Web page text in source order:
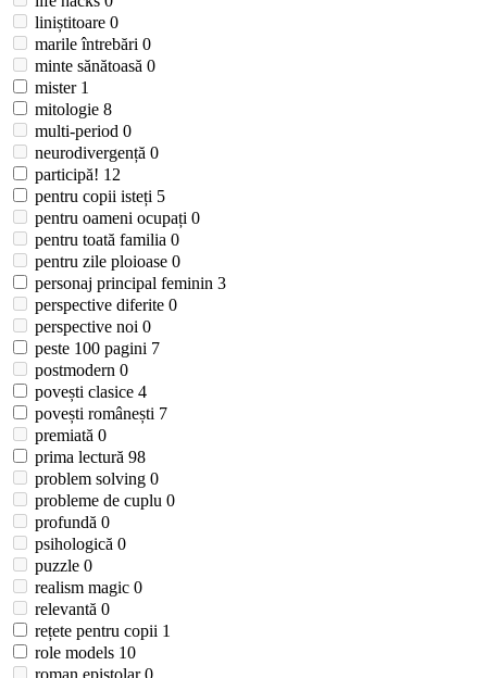
liniștitoare 0
marile întrebări 0
minte sănătoasă 0
mister 1
mitologie 8
multi-period 0
neurodivergență 0
participă! 12
pentru copii isteți 5
pentru oameni ocupați 0
pentru toată familia 0
pentru zile ploioase 0
personaj principal feminin 3
perspective diferite 0
perspective noi 0
peste 100 pagini 7
postmodern 0
povești clasice 4
povești românești 7
premiată 0
prima lectură 98
problem solving 0
probleme de cuplu 0
profundă 0
psihologică 0
puzzle 0
realism magic 0
relevantă 0
rețete pentru copii 1
role models 10